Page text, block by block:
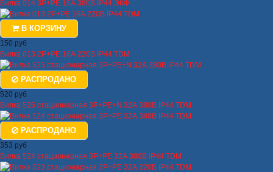
Вилка 014 3Р+РЕ 16А 380В IP44 ЭКФ
В КОРЗИНУ
150 руб
Вилка 013 2Р+РЕ 16А 220В IP44 TDM
РАСПРОДАНО
520 руб
Вилка 525 стационарная 3Р+РЕ+N 32А 380В IP44 TDM
РАСПРОДАНО
353 руб
Вилка 524 стационарная 3Р+РЕ 32А 380В IP44 TDM